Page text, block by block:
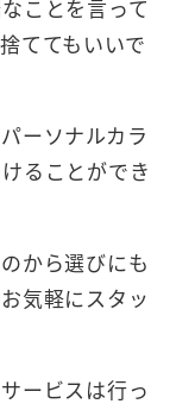
ことを言って
ててもいいで
ーソナルカラ
ることができ
から選びにも
気軽にスタッ
ービスは行っ